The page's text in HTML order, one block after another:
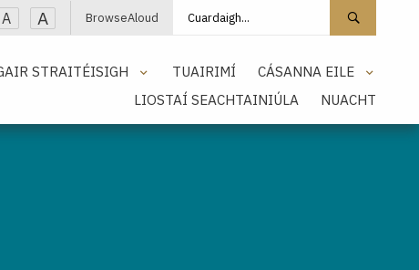
A A BrowseAloud Cuardaigh láithreán
STRAITÉISIGH TUAIRIMÍ
CÁSANNA EILE
LIOSTAÍ SEACHTAINIÚLA
NUACHT